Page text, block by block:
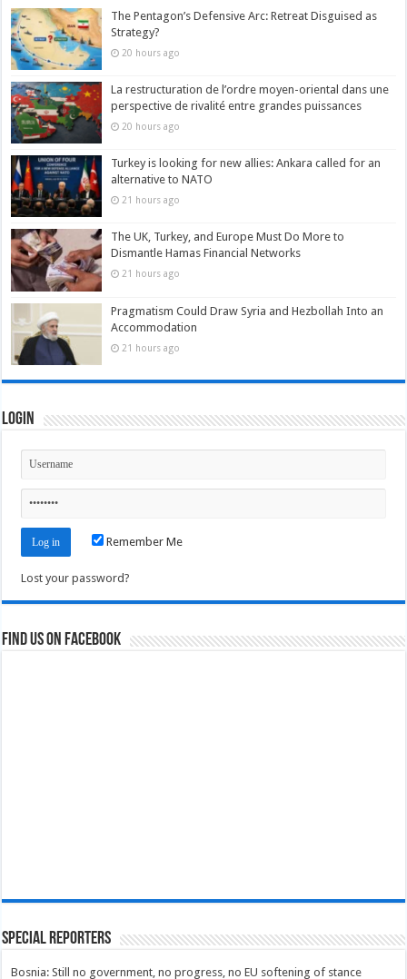
The Pentagon’s Defensive Arc: Retreat Disguised as
Strategy?
20 hours ago
La restructuration de l’ordre moyen-oriental dans une
perspective de rivalité entre grandes puissances
20 hours ago
Turkey is looking for new allies: Ankara called for an
alternative to NATO
21 hours ago
The UK, Turkey, and Europe Must Do More to
Dismantle Hamas Financial Networks
21 hours ago
Pragmatism Could Draw Syria and Hezbollah Into an
Accommodation
21 hours ago
Login
Remember Me
Lost your password?
Find us on Facebook
Special Reporters
Bosnia: Still no government, no progress, no EU softening of stance